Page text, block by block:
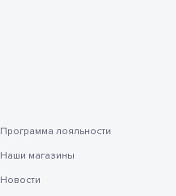
Программа лояльности
Наши магазины
Новости